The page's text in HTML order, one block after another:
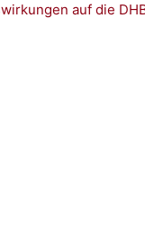
auf die